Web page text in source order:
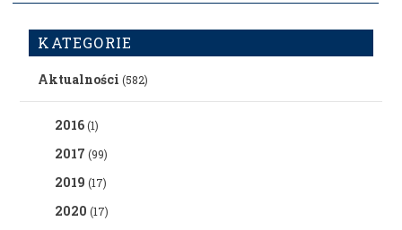
KATEGORIE
Aktualności (582)
2016(1)
2017 (99)
2019 (17)
2020 (17)